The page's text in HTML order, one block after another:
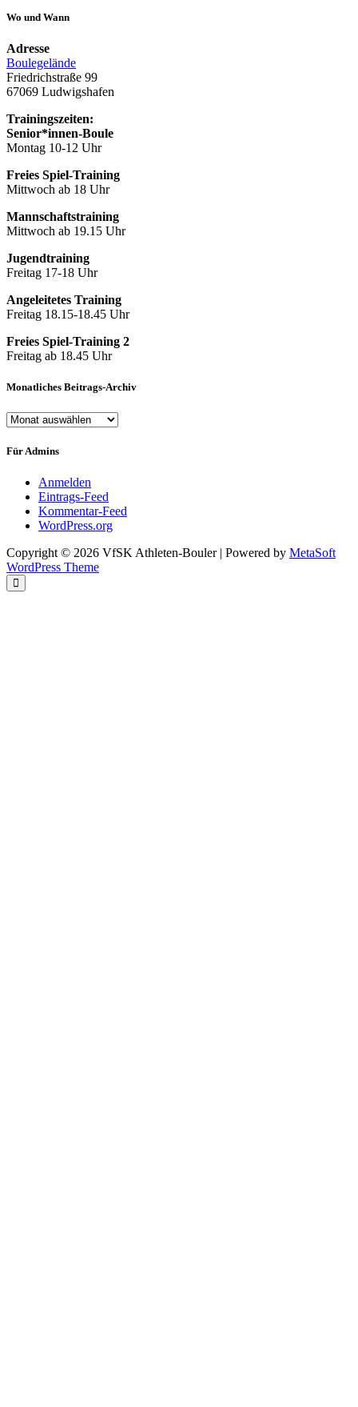
Wo und Wann
Adresse
Boulegelände
Friedrichstraße 99
67069 Ludwigshafen
Trainingszeiten:
Senior*innen-Boule
Montag 10-12 Uhr
Freies Spiel-Training
Mittwoch ab 18 Uhr
Mannschaftstraining
Mittwoch ab 19.15 Uhr
Jugendtraining
Freitag 17-18 Uhr
Angeleitetes Training
Freitag 18.15-18.45 Uhr
Freies Spiel-Training 2
Freitag ab 18.45 Uhr
Monatliches Beitrags-Archiv
Monatliches
Archiv
Für Admins
Anmelden
Eintrags-Feed
Kommentar-Feed
WordPress.org
Copyright © 2026 VfSK Athleten-Bouler | Powered by MetaSoft
WordPress Theme